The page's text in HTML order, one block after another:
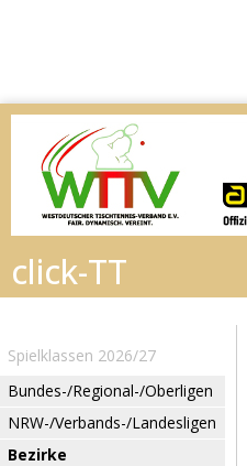
Spielklassen 2026/27
Bundes-/Regional-/Oberligen
NRW-/Verbands-/Landesligen
Bezirke